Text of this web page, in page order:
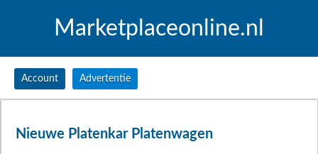
Marketplaceonline.nl
Account Advertentie
Nieuwe Platenkar Platenwagen